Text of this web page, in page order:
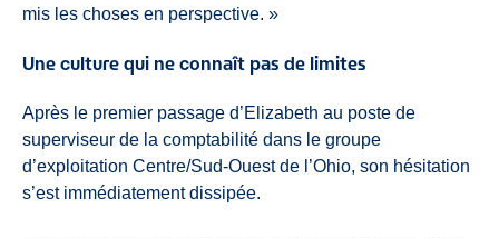
mis les choses en perspective. »
Une culture qui ne connaît pas de limites
Après le premier passage d’Elizabeth au poste de
superviseur de la comptabilité dans le groupe
d’exploitation Centre/Sud-Ouest de l’Ohio, son hésitation
s’est immédiatement dissipée.